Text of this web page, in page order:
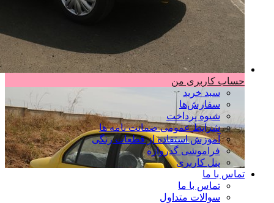
حساب کاربری من
سبد خرید
سفارش‌ها
شیوه پرداخت
شرایط عمومی ضمانت نامه ها
آموزش استفاده از قطعات رنگی
فراموشی گذرواژه
پنل کاربری
تماس با ما
تماس با ما
سوالات متداول